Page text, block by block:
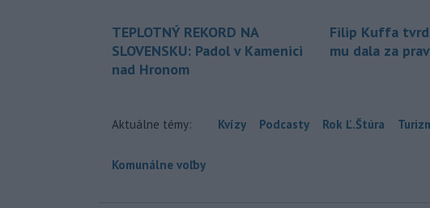
TEPLOTNÝ REKORD NA
SLOVENSKU: Padol v Kamenici
nad Hronom
Filip Kuffa
mu dala za
Aktuálne témy: Kvízy Podcasty Rok Ľ.Štúra
Komunálne voľby